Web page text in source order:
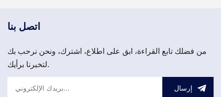
موجودة في الفتحة 1 من
اتصل بنا
من فضلك تابع القراءة، ابق على اطلاع، اشترك، ونحن نرحب بك
لتخبرنا برأيك.
إرسال